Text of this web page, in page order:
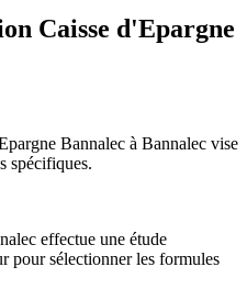
Caisse d'Epargne
Bannalec à Bannalec vise
spécifiques.
effectue une étude
pour sélectionner les formules